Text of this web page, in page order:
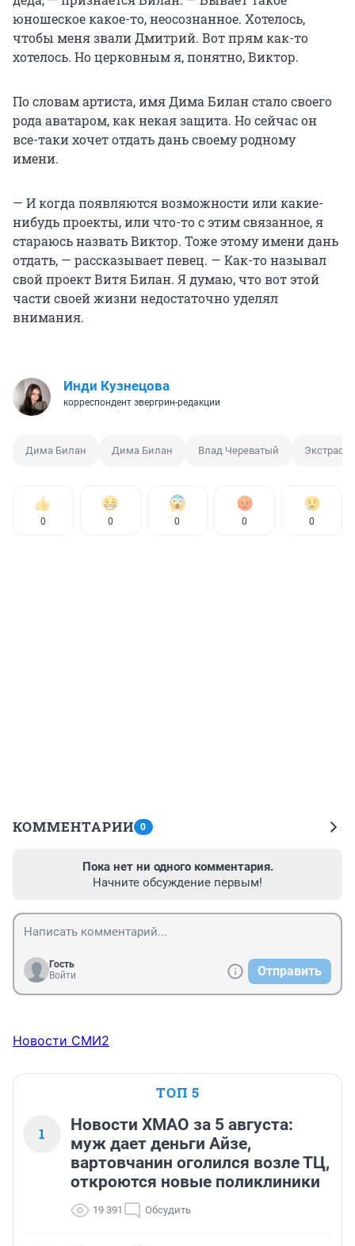
юношеское какое-то, неосознанное. Хотелось,
чтобы меня звали Дмитрий. Вот прям как-то
хотелось. Но церковным я, понятно, Виктор.
По словам артиста, имя Дима Билан стало своего
рода аватаром, как некая защита. Но сейчас он
все-таки хочет отдать дань своему родному
имени.
— И когда появляются возможности или какие-
нибудь проекты, или что-то с этим связанное, я
стараюсь назвать Виктор. Тоже этому имени дань
отдать, — рассказывает певец. — Как-то называл
свой проект Витя Билан. Я думаю, что вот этой
части своей жизни недостаточно уделял
внимания.
Инди Кузнецова
корреспондент эвергрин-редакции
Дима Билан Дима Билан Влад Череватый
0 0 0 0 0
КОММЕНТАРИИ 0
Пока нет ни одного комментария.
Начните обсуждение первым!
Гость
Войти
Отправить
Новости СМИ2
ТОП 5
1
Новости ХМАО за 5 августа:
муж дает деньги Айзе,
вартовчанин оголился возле ТЦ,
откроются новые поликлиники
19 391 Обсудить